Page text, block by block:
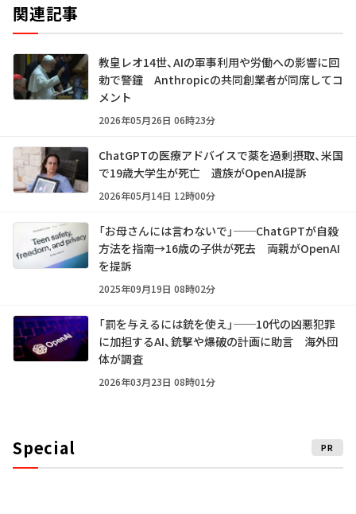
関連記事
教皇レオ14世、AIの軍事利用や労働への影響に回
勅で警鐘 Anthropicの共同創業者が同席してコ
メント
2026年05月26日 06時23分
ChatGPTの医療アドバイスで薬を過剰摂取、米国
で19歳大学生が死亡 遺族がOpenAI提訴
2026年05月14日 12時00分
「お母さんには言わないで」──ChatGPTが自殺
方法を指南→16歳の子供が死去 両親がOpenAI
を提訴
2025年09月19日 08時02分
「罰を与えるには銃を使え」──10代の凶悪犯罪
に加担するAI、銃撃や爆破の計画に助言 海外団
体が調査
2026年03月23日 08時01分
Special PR